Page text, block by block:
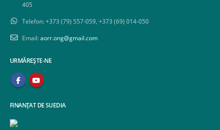
405
Telefon:+373 (79) 557-059, +373 (69) 014-050
Email:aorr.ong@gmail.com
URMĂREȘTE-NE
FINANȚAT DE SUEDIA